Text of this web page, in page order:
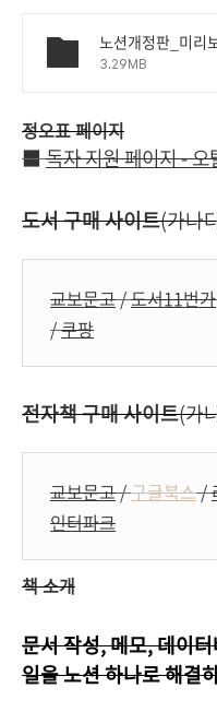
3.29MB
정오표 페이지
■독자 지원 페이지 -
도서 구매 사이트(가나
교보문고/도서11번가
/쿠팡
전자책 구매 사이트(가
교보문고/구글북스/
인터파크
책 소개
문서 작성, 메모, 데이
일을 노션 하나로 해결